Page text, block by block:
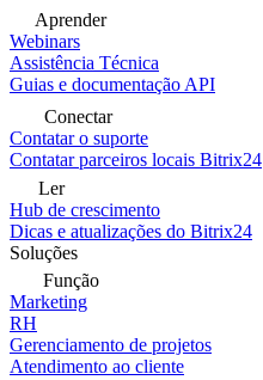
Aprender
Webinars
Assistência Técnica
Guias e documentação API
Conectar
Contatar o suporte
Contatar parceiros locais Bitrix24
Ler
Hub de crescimento
Dicas e atualizações do Bitrix24
Soluções
Função
Marketing
RH
Gerenciamento de projetos
Atendimento ao cliente